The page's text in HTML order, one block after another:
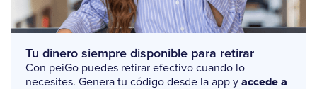
Tu dinero siempre disponible para retirar
Con peiGo puedes retirar efectivo cuando lo
necesites. Genera tu código desde la app y accede a